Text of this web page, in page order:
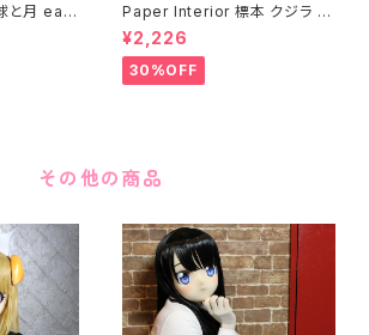
と月 eart
Paper Interior 標本 クジラ s
pecimen whale
¥2,226
30%OFF
その他の商品